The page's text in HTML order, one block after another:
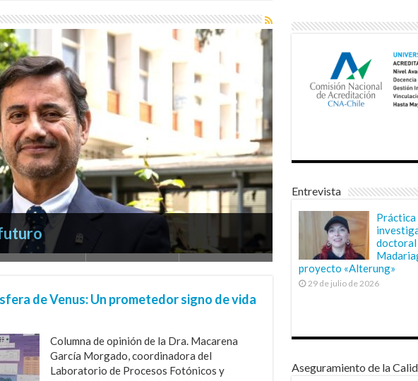
social
de Venus: Un prometedor signo de vida
Columna de opinión de la Dra. Macarena
García Morgado, coordinadora del
Laboratorio de Procesos Fotónicos y
Entrevista
doctoral
proyecto «Alterung»
29 de julio de 2026
Aseguramiento de la